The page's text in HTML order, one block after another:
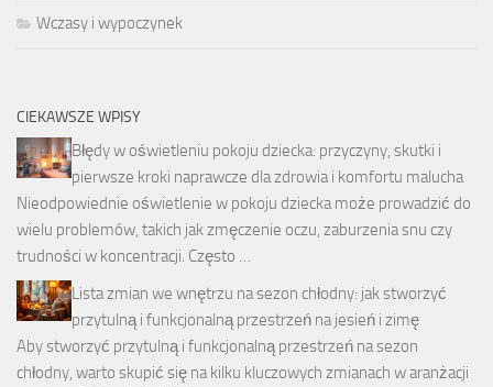
Wczasy i wypoczynek
CIEKAWSZE WPISY
Błędy w oświetleniu pokoju dziecka: przyczyny, skutki i
pierwsze kroki naprawcze dla zdrowia i komfortu malucha
Nieodpowiednie oświetlenie w pokoju dziecka może prowadzić do
wielu problemów, takich jak zmęczenie oczu, zaburzenia snu czy
trudności w koncentracji. Często …
Lista zmian we wnętrzu na sezon chłodny: jak stworzyć
przytulną i funkcjonalną przestrzeń na jesień i zimę
Aby stworzyć przytulną i funkcjonalną przestrzeń na sezon
chłodny, warto skupić się na kilku kluczowych zmianach w aranżacji